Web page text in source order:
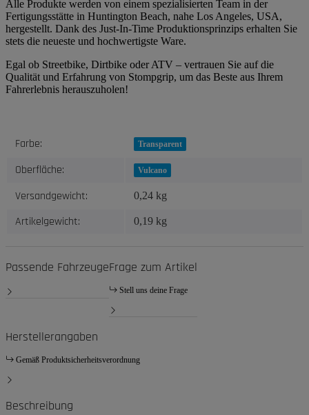
Alle Produkte werden von einem spezialisierten Team in der
Fertigungsstätte in Huntington Beach, nahe Los Angeles, USA,
hergestellt. Dank des Just-In-Time Produktionsprinzips erhalten Sie
stets die neueste und hochwertigste Ware.
Egal ob Streetbike, Dirtbike oder ATV – vertrauen Sie auf die
Qualität und Erfahrung von Stompgrip, um das Beste aus Ihrem
Fahrerlebnis herauszuholen!
Produkteigenschaft
Wert
Farbe: Transparent
Oberfläche: Vulcano
Versandgewicht: 0,24 kg
Artikelgewicht: 0,19 kg
Passende FahrzeugeFrage zum Artikel
Stell uns deine Frage
Herstellerangaben
Gemäß Produktsicherheitsverordnung
Beschreibung